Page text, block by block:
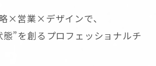
×営業×デザインで、
”を創るプロフェッショナルチ